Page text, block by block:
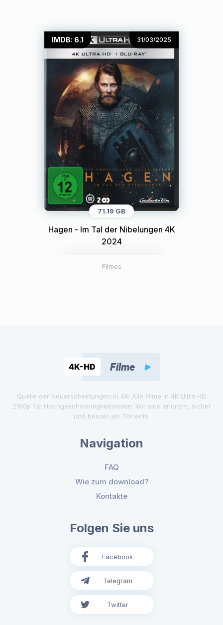
IMDB: 6.1 31/03/2025
71.19 GB
Hagen - Im Tal der Nibelungen 4K
2024
Filmes
Quelle der Neuerscheinungen in 4K! Alle Filme in 4K Ultra HD
2160p für Hochgeschwindigkeitsladen. Wir sind anonym, sicher
und besser als Torrents.
Navigation
FAQ
Wie zum download?
Kontakte
Folgen Sie uns
Facebook
Telegram
Twitter